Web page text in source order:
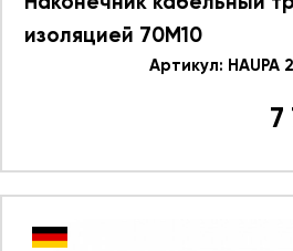
изоляцией 70M10
Артикул: HAUPA
7